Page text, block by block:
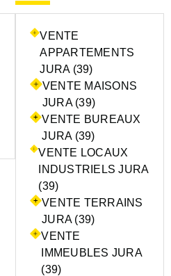
VENTE
APPARTEMENTS
JURA (39)
VENTE MAISONS
JURA (39)
VENTE BUREAUX
JURA (39)
VENTE LOCAUX
INDUSTRIELS JURA
(39)
VENTE TERRAINS
JURA (39)
VENTE
IMMEUBLES JURA
(39)